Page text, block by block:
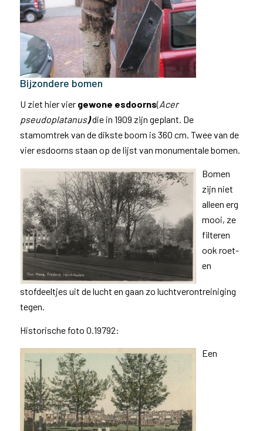
Bijzondere bomen
U ziet hier vier gewone esdoorns(Acer
pseudoplatanus)die in 1909 zijn geplant. De
stamomtrek van de dikste boom is 360 cm. Twee van de
vier esdoorns staan op de lijst van monumentale bomen.
Bomen
zijn niet
alleen erg
mooi, ze
filteren
ook roet-
en
stofdeeltjes uit de lucht en gaan zo luchtverontreiniging
tegen.
Historische foto 0.19792:
Een